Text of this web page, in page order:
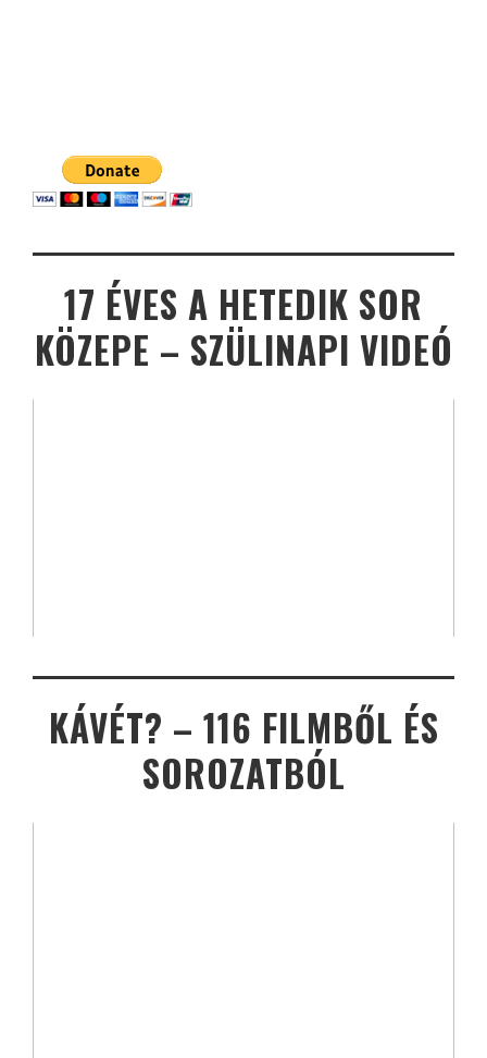
17 ÉVES A HETEDIK SOR
KÖZEPE – SZÜLINAPI VIDEÓ
KÁVÉT? – 116 FILMBŐL ÉS
SOROZATBÓL